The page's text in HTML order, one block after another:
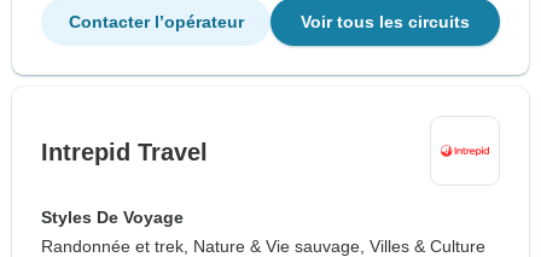
Contacter l’opérateur Voir tous les circuits
Intrepid Travel
Styles De Voyage
Randonnée et trek, Nature & Vie sauvage, Villes & Culture